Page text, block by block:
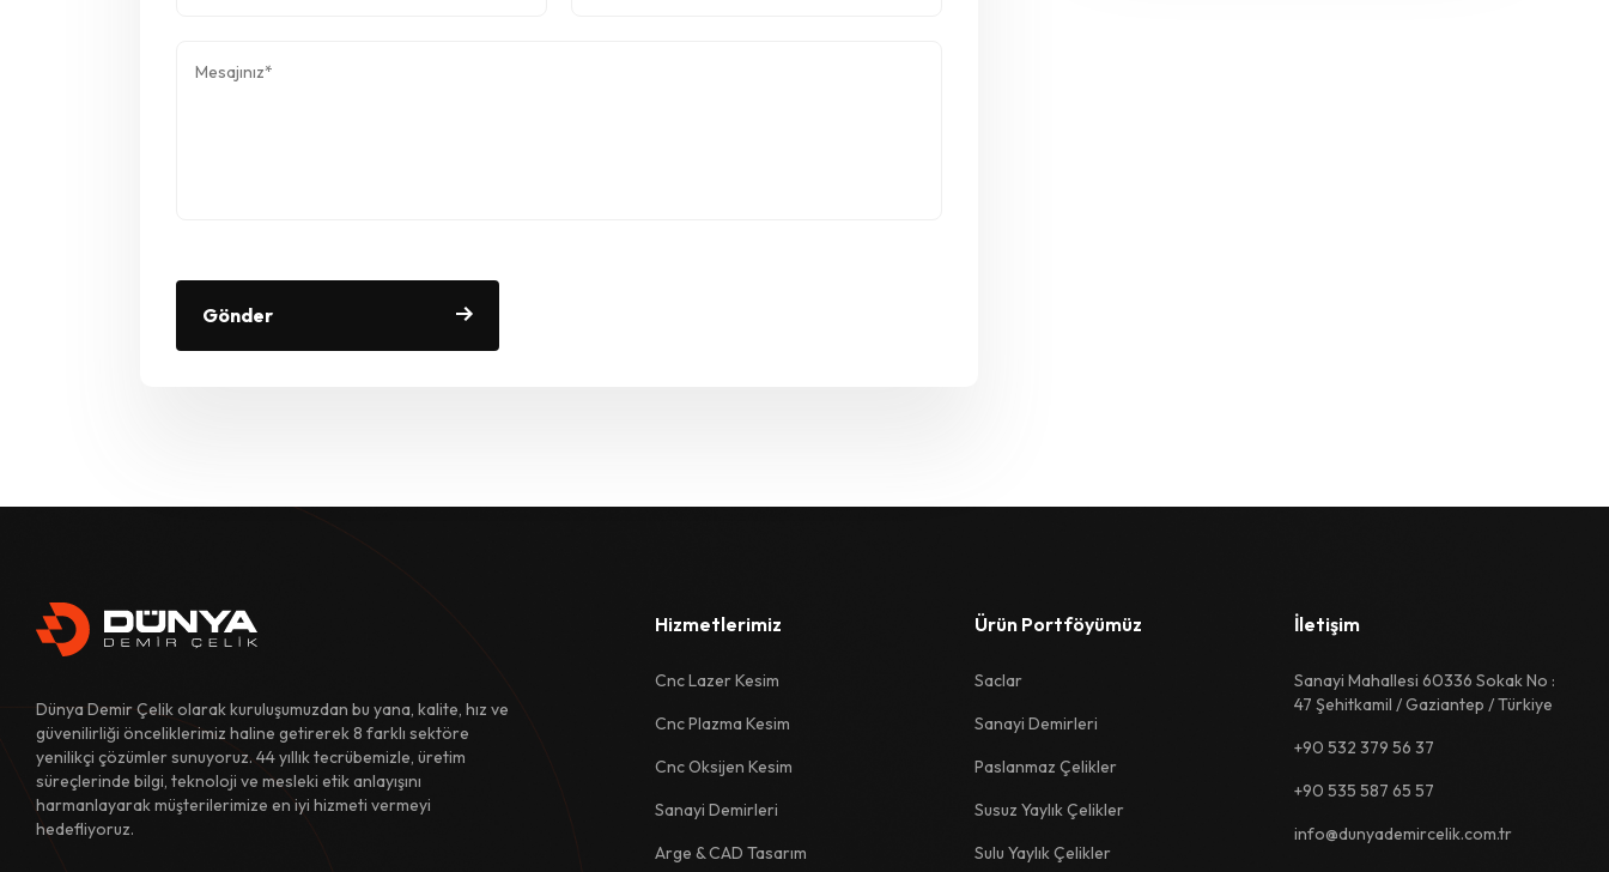
Gönder
Dünya Demir Çelik olarak kuruluşumuzdan bu yana, kalite, hız ve
güvenilirliği önceliklerimiz haline getirerek 8 farklı sektöre
yenilikçi çözümler sunuyoruz. 44 yıllık tecrübemizle, üretim
süreçlerinde bilgi, teknoloji ve mesleki etik anlayışını
harmanlayarak müşterilerimize en iyi hizmeti vermeyi
hedefliyoruz.
Hizmetlerimiz
Cnc Lazer Kesim
Cnc Plazma Kesim
Cnc Oksijen Kesim
Sanayi Demirleri
Arge & CAD Tasarım
Ürün Portföyümüz
Saclar
Sanayi Demirleri
Paslanmaz Çelikler
Susuz Yaylık Çelikler
Sulu Yaylık Çelikler
İletişim
Sanayi Mahallesi 60336 Sokak No :
47 Şehitkamil / Gaziantep / Türkiye
+90 532 379 56 37
+90 535 587 65 57
info@dunyademircelik.com.tr